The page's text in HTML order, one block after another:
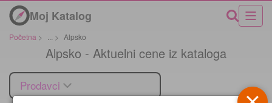
Moj Katalog
Početna > > Alpsko
Alpsko - Aktuelni cene iz kataloga
Prodavci